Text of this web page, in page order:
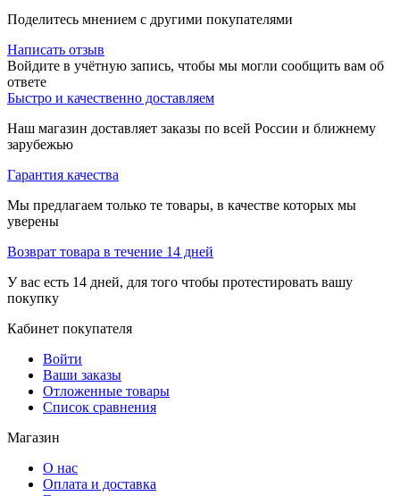
Поделитесь мнением с другими покупателями
Написать отзыв
Войдите в учётную запись, чтобы мы могли сообщить вам об
ответе
Быстро и качественно доставляем
Наш магазин доставляет заказы по всей России и ближнему
зарубежью
Гарантия качества
Мы предлагаем только те товары, в качестве которых мы
уверены
Возврат товара в течение 14 дней
У вас есть 14 дней, для того чтобы протестировать вашу
покупку
Кабинет покупателя
Войти
Ваши заказы
Отложенные товары
Список сравнения
Магазин
О нас
Оплата и доставка